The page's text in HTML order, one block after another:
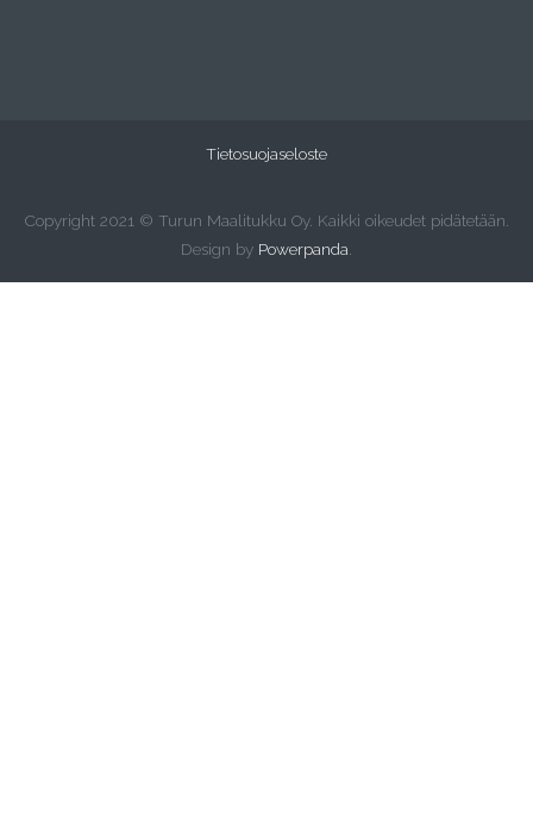
Tietosuojaseloste
Copyright 2021 © Turun Maalitukku Oy. Kaikki oikeudet pidätetään.
Design by Powerpanda